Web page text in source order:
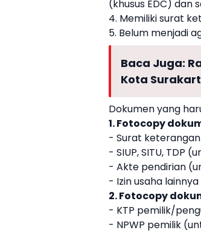
(khusus EDC) dan
4. Memiliki surat
5. Belum menjadi
Baca Juga:
Kota
Dokumen yang
1. Fotocopy
- Surat
- SIUP, SITU, TDP
- Akte pendirian
- Izin usaha lainnya
2. Fotocopy
- KTP pemilik/
- NPWP pemilik